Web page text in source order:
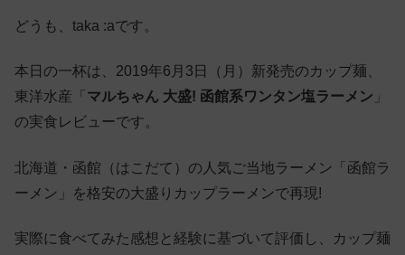
どうも、taka :aです。
本日の一杯は、2019年6月3日（月）新発売のカップ麺、
東洋水産「 マルちゃん 大盛! 函館系ワンタン塩ラーメン 」
の実食レビューです。
北海道・函館（はこだて）の人気ご当地ラーメン「函館ラ
ーメン」を格安の大盛りカップラーメンで再現!
実際に食べてみた感想と経験に基づいて評価し、カップ麺